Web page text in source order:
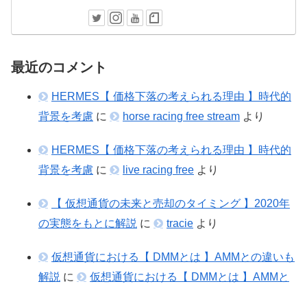
最近のコメント
HERMES【 価格下落の考えられる理由 】時代的
背景を考慮 に horse racing free stream より
HERMES【 価格下落の考えられる理由 】時代的
背景を考慮 に live racing free より
【 仮想通貨の未来と売却のタイミング 】2020年
の実態をもとに解説 に tracie より
仮想通貨における【 DMMとは 】AMMとの違いも
解説 に
仮想通貨における【 DMMとは 】AMMと